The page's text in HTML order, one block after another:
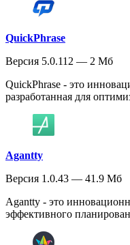
QuickPhrase
Версия 5.0.112 — 2 Мб
QuickPhrase - это
разработанная для
Agantty
Версия 1.0.43 — 41.9 Мб
Agantty - это
эффективного